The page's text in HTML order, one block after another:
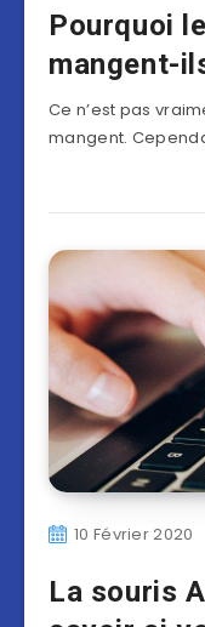
Pourquoi
mangent-
Ce n’est pas
mangent.
10 Février 2020
La souris